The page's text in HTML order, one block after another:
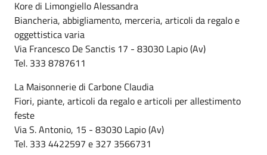
Kore di Limongiello Alessandra
Biancheria, abbigliamento, merceria, articoli da regalo e
oggettistica varia
Via Francesco De Sanctis 17 - 83030 Lapio (Av)
Tel. 333 8787611
La Maisonnerie di Carbone Claudia
Fiori, piante, articoli da regalo e articoli per allestimento
feste
Via S. Antonio, 15 - 83030 Lapio (Av)
Tel. 333 4422597 e 327 3566731